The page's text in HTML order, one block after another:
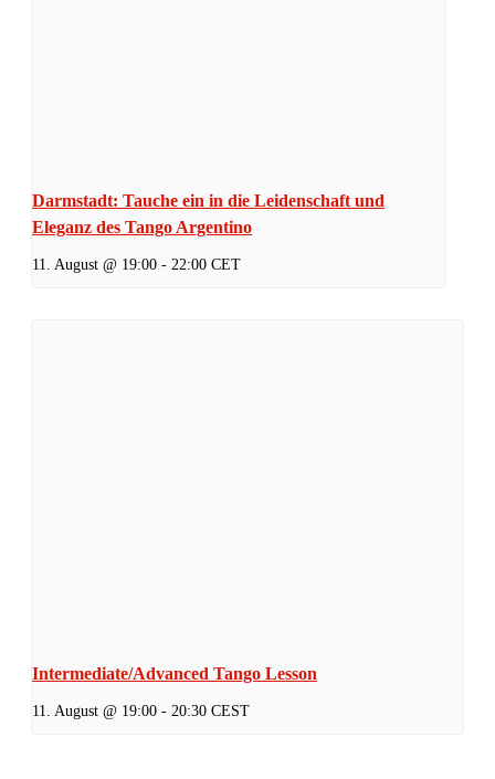
Darmstadt: Tauche ein in die Leidenschaft und
Eleganz des Tango Argentino
11. August @ 19:00 - 22:00 CET
Intermediate/Advanced Tango Lesson
11. August @ 19:00 - 20:30 CEST